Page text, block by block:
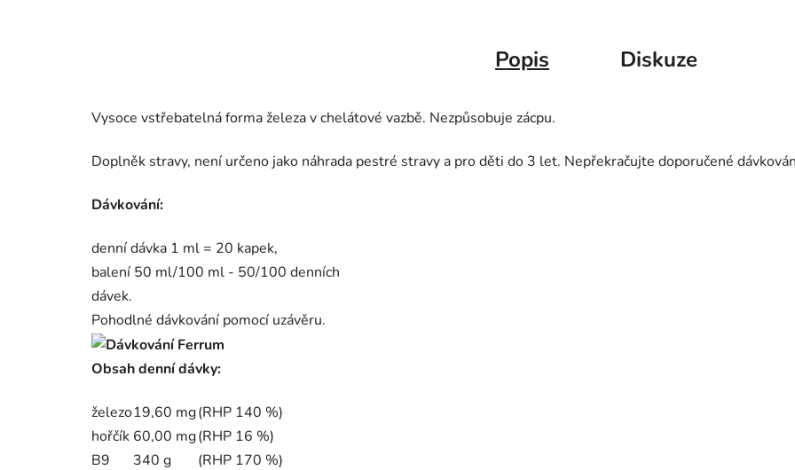
Popis Diskuze
Vysoce vstřebatelná forma železa v chelátové vazbě. Nezpůsobuje zácpu.
Doplněk stravy, není určeno jako náhrada pestré stravy a pro děti do 3 let. Nepřekračujte doporučené
Dávkování:
denní dávka 1 ml = 20 kapek,
balení 50 ml/100 ml - 50/100 denních
dávek.
Pohodlné dávkování pomocí uzávěru.
Obsah denní dávky:
železo19,60 mg(RHP 140 %)
hořčík 60,00 mg(RHP 16 %)
B9
340 g
(RHP 170 %)